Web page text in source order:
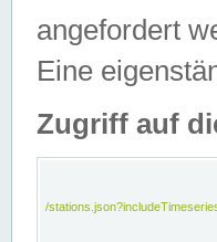
angefordert
Eine
Zugriff auf
/